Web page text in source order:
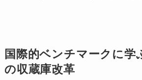
国際的ベンチマークに
の収蔵庫改革